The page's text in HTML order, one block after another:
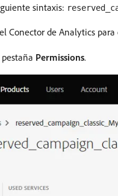
sintaxis:
Conector de Analytics
Permissions.